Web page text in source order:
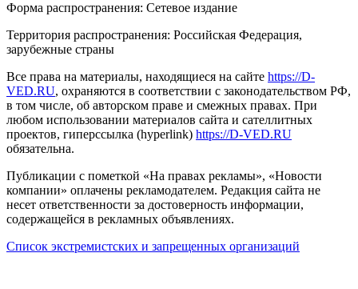
Форма распространения: Сетевое издание
Территория распространения: Российская Федерация,
зарубежные страны
Все права на материалы, находящиеся на сайте https://D-
VED.RU, охраняются в соответствии с законодательством РФ,
в том числе, об авторском праве и смежных правах. При
любом использовании материалов сайта и сателлитных
проектов, гиперссылка (hyperlink) https://D-VED.RU
обязательна.
Публикации с пометкой «На правах рекламы», «Новости
компании» оплачены рекламодателем. Редакция сайта не
несет ответственности за достоверность информации,
содержащейся в рекламных объявлениях.
Список экстремистских и запрещенных организаций